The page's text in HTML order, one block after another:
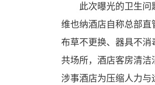
此次曝光的卫生问题
维也纳酒店自称总部直
布草不更换、器具不
共场所，酒店客房清洁
涉事酒店为压缩人力与